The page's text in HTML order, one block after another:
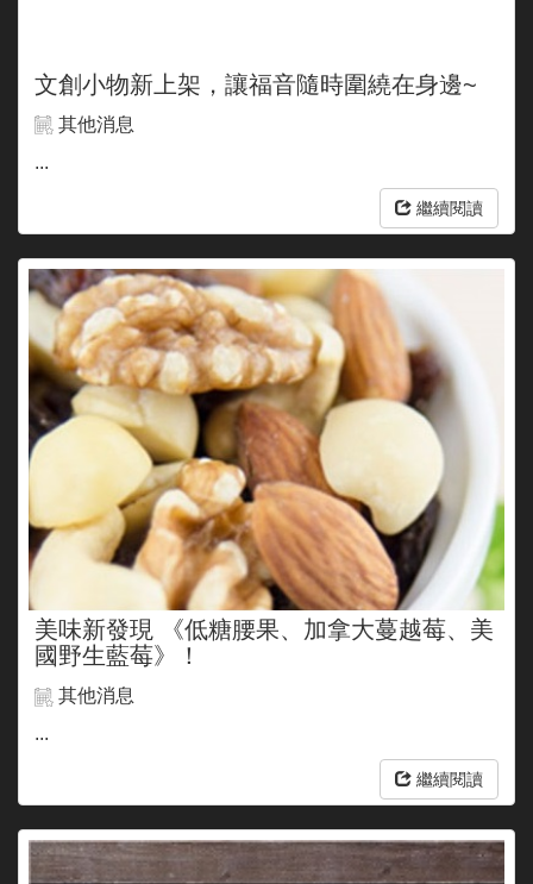
文創小物新上架，讓福音隨時圍繞在身邊~
其他消息
...
繼續閱讀
美味新發現 《低糖腰果、加拿大蔓越莓、美
國野生藍莓》！
其他消息
...
繼續閱讀